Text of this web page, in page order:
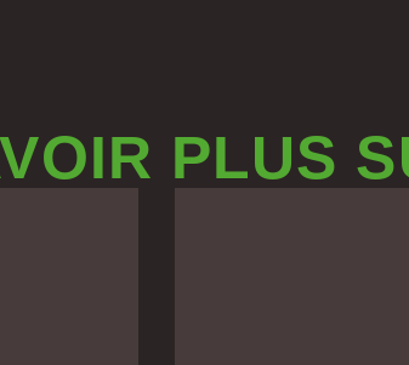
PLUS